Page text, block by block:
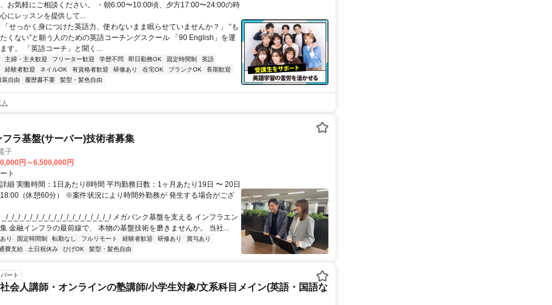
お気軽にご相談ください。 ・朝6:00〜10:00頃、夕方17:00〜24:00の時
にレッスンを提供して...
せっかく身につけた英語力、使わないまま眠らせていませんか？」 “も
くない”と願う人のための英語コーチングスクール 「90 English」を運
す。 「英語コーチ」と聞く...
主婦・主夫歓迎 フリーター歓迎 学歴不問 即日勤務OK 固定時間制
英語
経験者歓迎 ネイルOK 有資格者歓迎 研修あり 在宅OK ブランクOK
長期歓迎
装自由 履歴書不要 髪型・髪色自由
フラ基盤(サーバー)技術者募集
子
円～6,500,000円
ト
細 実働時間：1日あたり8時間 平均勤務日数：1ヶ月あたり19日 〜 20日
（休憩60分） ※案件状況により時間外勤務が 発生する場合がござ
_/_/_/_/_/_/_/_/_/_/_/_/_/_/_/_/_/_/ メガバンク基盤を支える インフラエン
金融インフラの最前線で、 本物の基盤技術を磨きませんか。 当社...
り 固定時間制 転勤なし フルリモート 経験者歓迎 研修あり
賞与あり
費支給 土日祝休み ひげOK 髪型・髪色自由
ート
社会人講師・オンラインの塾講師/小学生対象/文系科目メイン(英語・国語な